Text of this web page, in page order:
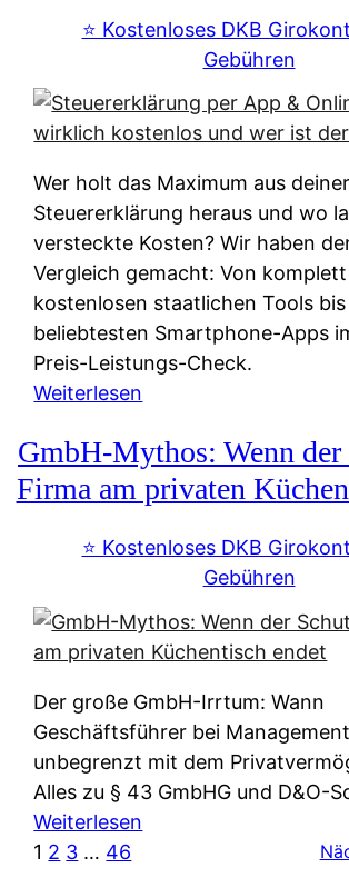
e
u
s
u
n
f
t
e
i
e
W
e
r
s
i
c
h
e
t
g
s
y
t
e
m
M
I
R
:
W
e
u
d
n
w
l
c
h
e
n
⭐️ Kostenloses DKB
Gebühren
Wer holt das Maximum aus deiner
Steuererklärung heraus und wo
versteckte Kosten? Wir haben
Vergleich gemacht: Von komplett
kostenlosen staatlichen Tools
beliebtesten Smartphone-Apps
Preis-Leistungs-Check.
Weiterlesen
t
e
u
e
r
k
l
ä
u
GmbH-Mythos: Wenn der
Firma am privaten
⭐️ Kostenloses DKB
Gebühren
Der große GmbH-Irrtum: Wann
Geschäftsführer bei
unbegrenzt mit dem
Alles zu § 43 GmbHG und D&O-
Weiterlesen
1 2 3 … 46